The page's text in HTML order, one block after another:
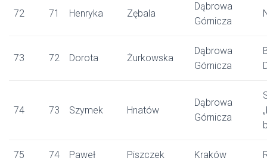
72 71 Henryka Zębala
Dąbrowa
Górnicza
73 72 Dorota Żurkowska
Dąbrowa
Górnicza
74 73 Szymek Hnatów
Dąbrowa
Górnicza
75 74 Paweł Piszczek Kraków